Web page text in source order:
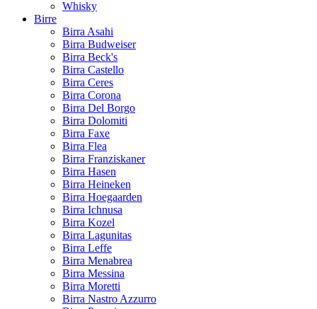
Whisky
Birre
Birra Asahi
Birra Budweiser
Birra Beck's
Birra Castello
Birra Ceres
Birra Corona
Birra Del Borgo
Birra Dolomiti
Birra Faxe
Birra Flea
Birra Franziskaner
Birra Hasen
Birra Heineken
Birra Hoegaarden
Birra Ichnusa
Birra Kozel
Birra Lagunitas
Birra Leffe
Birra Menabrea
Birra Messina
Birra Moretti
Birra Nastro Azzurro